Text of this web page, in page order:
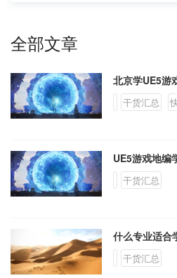
全部文章
北京学UE5游
干货汇总
UE5游戏地编
干货汇总
什么专业适合
干货汇总